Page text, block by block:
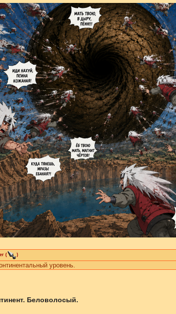
( )
уровень.
Беловолосый.